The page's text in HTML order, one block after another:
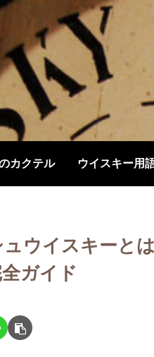
カクテル ウイスキー用
ウイスキーと
ガイド